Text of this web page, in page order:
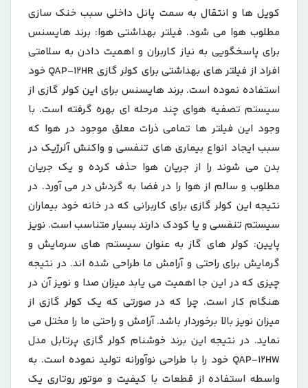
کویل ها و انتقال به سمت پانل داخلی سبب خنک سازی
مطلوب هوا می شود. فیلتر بهداشتی هوا: برند هایسنس
برای پاسخگویی به نیاز کاربران و اهمیت دادن به سلامتی
افراد از فیلتر های بهداشتی برای کولر گازی QAP-۱۲HR خود
استفاده نموده است. برند هایسنس برای این کولر گازی از
سیستم تصفیه هوای چند مرحله ای بهره گرفته است. با
وجود این فیلتر ها تمامی ذرات معلق موجود در هوا که
سبب ایجاد انواع بیماری های تنفسی و واکنش آلرژیک در
بدن می شوند را از جریان هوا حذف کرده و یک جریان
مطلوب و سالم از هوا را در فضا به گردش در می آورد. در
نتیجه این کولر گازی برای کاربرانی که در خانه خود بیماران
سیستم تنفسی و یا کودک دارند بسیار متناسب است. نویز
پایین: کولر های گاز به عنوان سیستم های سرمایش و
گرمایش برای راحتی و آرامش ما طراحی شده اند. در نتیجه
چیزی که در این جا اهمیت می یابد میزان صدا و نویز آن در
هنگام کار است. چرا که در صورتی که یک کولر گازی از
میزان نویز بالا برخوردار باشد. آرامش و راحتی ما را مختل می
نماید. در نتیجه این برند خوشنام کولر گازی پرتابل مدل
QAP-۱۲HW خود را با طراحی نوآورانه تولید نموده است. به
واسطه استفاده از قطعات با کیفیت و موتور روتاری یک